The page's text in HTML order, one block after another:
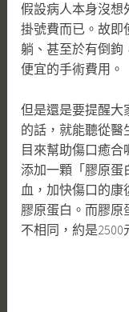
假設病人本身沒想
掛號費而已。故即
躺、甚至於有倒鉤
便宜的手術費用。
但是還是要提醒大
的話，就能聽從醫
目來幫助傷口癒
添加一顆「膠原蛋
血，加快傷口的
膠原蛋白。而膠原
不相同，約是2500